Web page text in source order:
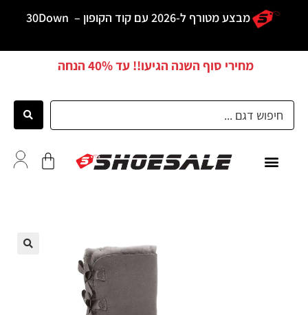
מבצע מטורף ל-2026 עם קוד הקופון – 30Down
מחירי סוף השנה הגיעו!! עד40% הנחה